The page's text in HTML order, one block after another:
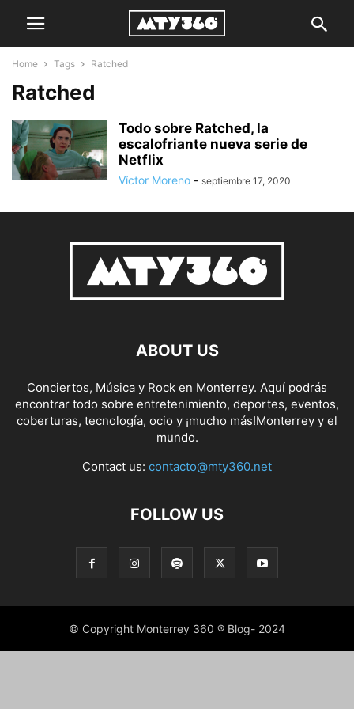
Home Tags Ratched
Ratched
Todo sobre Ratched, la
escalofriante nueva serie de
Netflix
Víctor Moreno - septiembre 17, 2020
ABOUT US
Conciertos, Música y Rock en Monterrey. Aquí podrás
encontrar todo sobre entretenimiento, deportes, eventos,
coberturas, tecnología, ocio y ¡mucho más!Monterrey y el
mundo.
Contact us: contacto@mty360.net
FOLLOW US
© Copyright Monterrey 360 ® Blog- 2024